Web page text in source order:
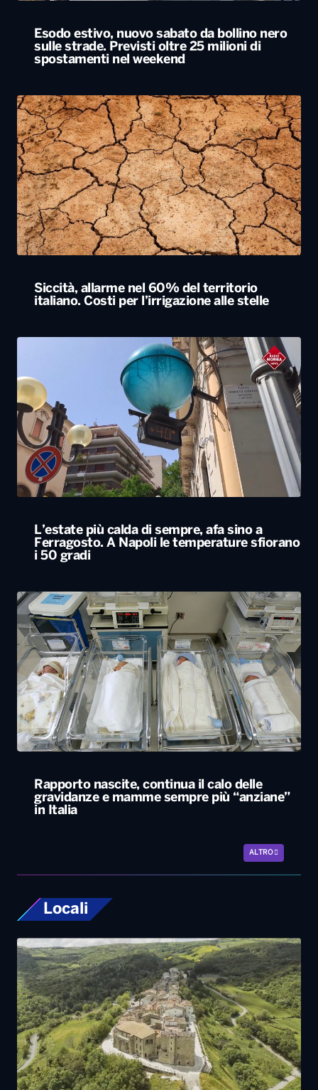
Esodo estivo, nuovo sabato da bollino nero
sulle strade. Previsti oltre 25 milioni di
spostamenti nel weekend
Siccità, allarme nel 60% del territorio
italiano. Costi per l’irrigazione alle stelle
L’estate più calda di sempre, afa sino a
Ferragosto. A Napoli le temperature sfiorano
i 50 gradi
Rapporto nascite, continua il calo delle
gravidanze e mamme sempre più “anziane”
in Italia
ALTRO
Locali